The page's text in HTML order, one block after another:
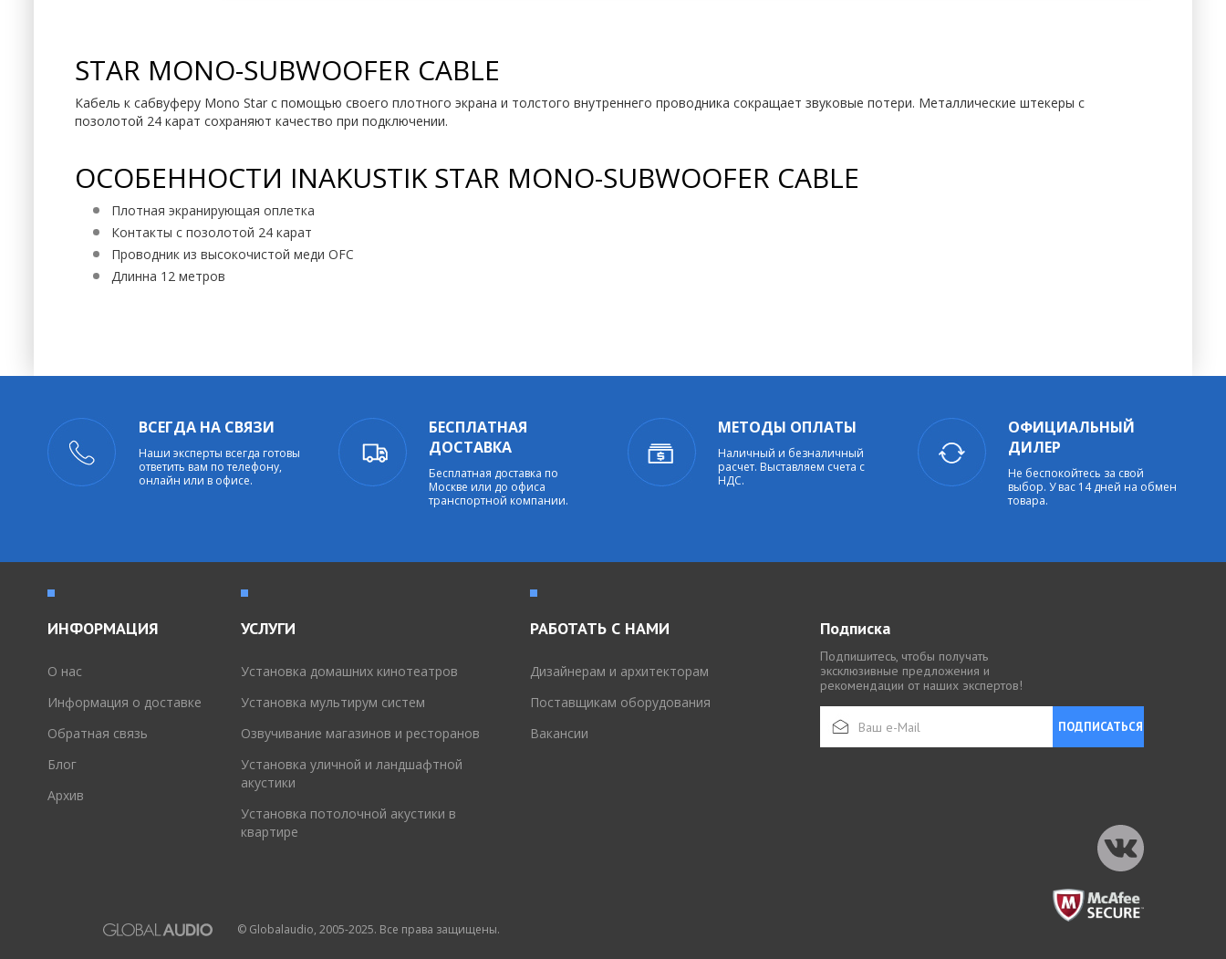
STAR MONO-SUBWOOFER CABLE
Кабель к сабвуферу Mono Star с помощью своего плотного экрана и толстого внутреннего проводника сокращает звуковые потери. Металлические штекеры с
позолотой 24 карат сохраняют качество при подключении.
ОСОБЕННОСТИ INAKUSTIK STAR MONO-SUBWOOFER CABLE
Плотная экранирующая оплетка
Контакты с позолотой 24 карат
Проводник из высокочистой меди OFC
Длинна 12 метров
ВСЕГДА НА СВЯЗИ
Наши эксперты всегда готовы
ответить вам по телефону,
онлайн или в офисе.
БЕСПЛАТНАЯ
ДОСТАВКА
Бесплатная доставка по
Москве или до офиса
транспортной компании.
МЕТОДЫ ОПЛАТЫ
Наличный и безналичный
расчет. Выставляем счета с
НДС.
ОФИЦИАЛЬНЫЙ
ДИЛЕР
Не беспокойтесь за свой
выбор. У вас 14 дней на обмен
товара.
ИНФОРМАЦИЯ
O нас
Информация о доставке
Обратная связь
Блог
Архив
УСЛУГИ
Установка домашних кинотеатров
Установка мультирум систем
Озвучивание магазинов и ресторанов
Установка уличной и ландшафтной
акустики
Установка потолочной акустики в
квартире
РАБОТАТЬ С НАМИ
Дизайнерам и архитекторам
Поставщикам оборудования
Вакансии
Подписка
Подпишитесь, чтобы получать
эксклюзивные предложения и
рекомендации от наших экспертов!
ПОДПИСАТЬСЯ
© Globalaudio, 2005-2025. Все права защищены.